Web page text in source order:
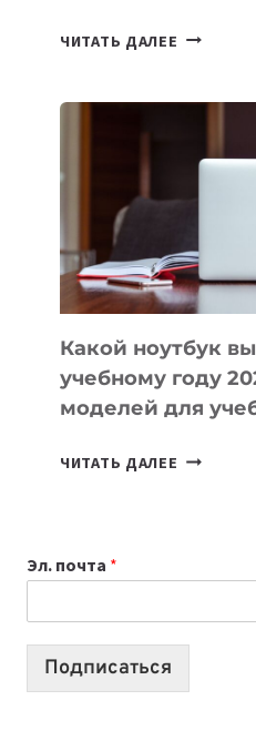
ЧИТАТЬ ДАЛЕЕ 7
БЕЗ
КОДА
Какой ноутбук
учебному году
моделей для
ЧИТАТЬ ДАЛЕЕ КАКОЙ
2026:
10
Эл. почта *
Подписаться